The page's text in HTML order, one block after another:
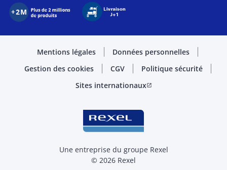
Mentions légales
Données personnelles
Gestion des cookies
CGV
Politique sécurité
Sites internationauxopen_in_new
Une entreprise du groupe Rexel
© 2026 Rexel